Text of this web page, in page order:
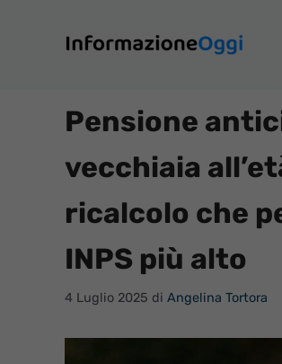
contenuto
Pensione
vecchiaia
ricalcolo che
INPS più alto
4 Luglio 2025 di Angelina Tortora